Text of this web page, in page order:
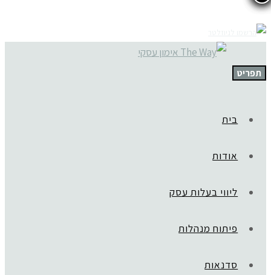
תפריט
בית
אודות
ליווי בעלות עסק
פיתוח מנהלות
סדנאות